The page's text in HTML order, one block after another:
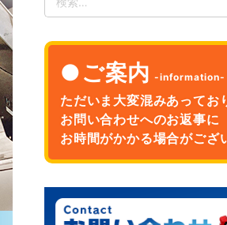
ご案内
ただいま大変混みあってお
お問い合わせへのお返事に
お時間がかかる場合がござ